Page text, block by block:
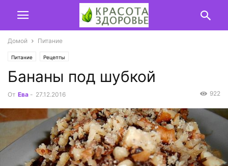
Домой Питание
Питание Рецепты
Бананы под шубкой
От Ева - 27.12.2016 922